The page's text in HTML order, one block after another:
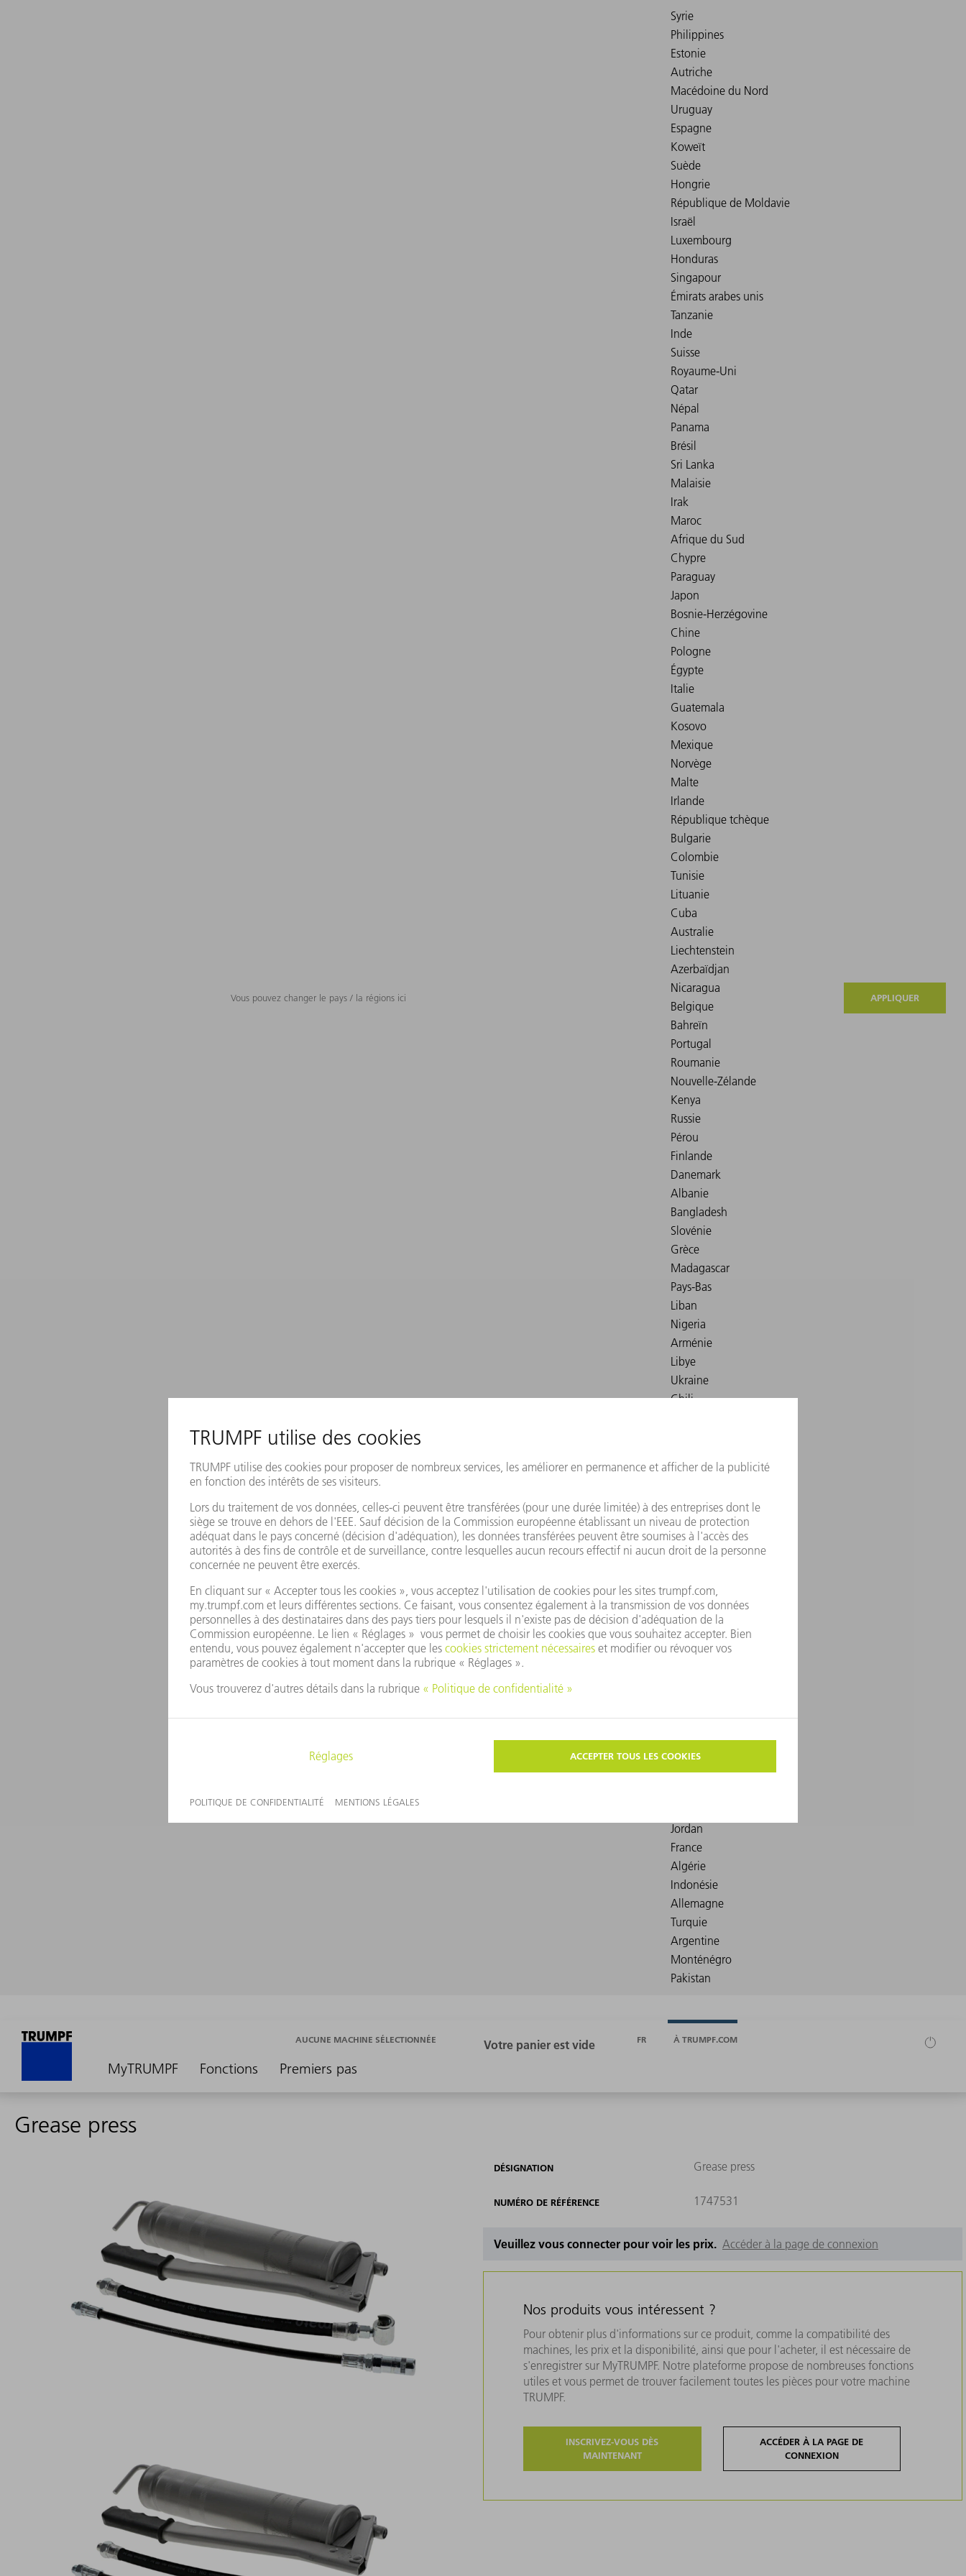
Vous pouvez changer le pays / la régions ici APPLIQUER
MyTRUMPF Fonctions Premiers pas
AUCUNE MACHINE SÉLECTIONNÉE FR À TRUMPF.COM
Grease press
DÉSIGNATION Grease press
NUMÉRO DE RÉFÉRENCE 1747531
Veuillez vous connecter pour voir les prix. Accéder à la page de connexion
Nos produits vous intéressent ?
Pour obtenir plus d'informations sur ce produit, comme la compatibilité des
machines, les prix et la disponibilité, ainsi que pour l'acheter, il est nécessaire de
s'enregistrer sur MyTRUMPF. Notre plateforme propose de nombreuses fonctions
utiles et vous permet de trouver facilement toutes les pièces pour votre machine
TRUMPF.
INSCRIVEZ-VOUS DÈS
MAINTENANT
ACCÉDER À LA PAGE DE
CONNEXION